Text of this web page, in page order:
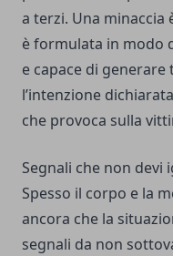
a terzi. Una
è formulata in modo
e capace di
l’intenzione
che provoca sulla
Segnali che non devi
Spesso il corpo e la
ancora che la
segnali da non